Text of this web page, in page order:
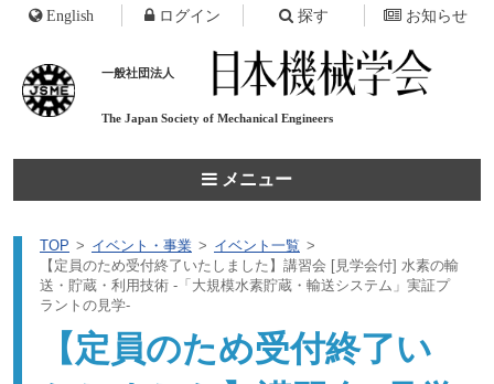
一般社団法人
The Japan Society of Mechanical Engineers
メニュー
English ログイン 探す お知らせ
TOP イベント・事業
イベント一覧
【定員のため受付終了いたしました】講習会 [見学会付] 水素の輸
送・貯蔵・利用技術 -「大規模水素貯蔵・輸送システム」実証プ
ラントの見学-
【定員のため受付終了い